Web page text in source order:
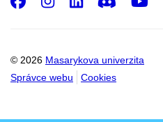
© 2026 Masarykova univerzita
Správce webu
Cookies